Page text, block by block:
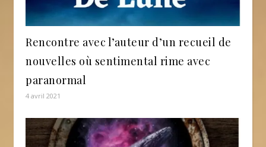
Rencontre avec l’auteur d’un recueil de
nouvelles où sentimental rime avec
paranormal
4 avril 2021